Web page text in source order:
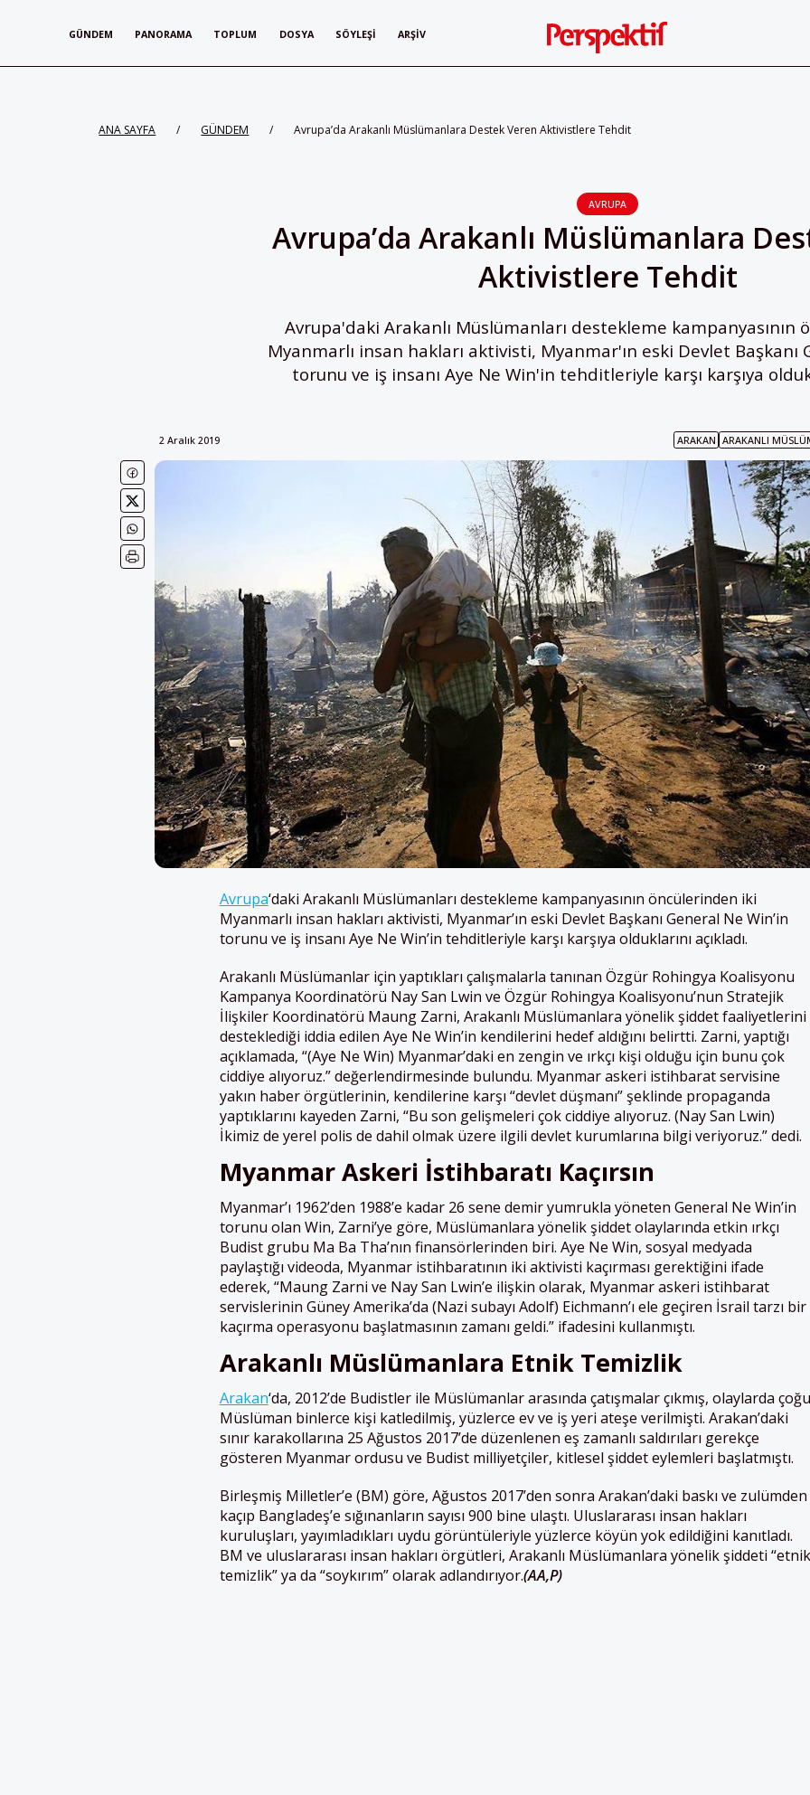
GÜNDEM PANORAMA TOPLUM DOSYA SÖYLEŞI ARŞIV
ANA SAYFA / GÜNDEM / Avrupa’da Arakanlı Müslümanlara Destek Veren Aktivistlere Tehdit
AVRUPA
Avrupa’da Arakanlı Müslümanlara
Aktivistlere Tehdit
Avrupa'daki Arakanlı Müslümanları destekleme kampanyasının
Myanmarlı insan hakları aktivisti, Myanmar'ın eski Devlet Başkanı
torunu ve iş insanı Aye Ne Win'in tehditleriyle karşı karşıya
2 Aralık 2019 ARAKAN ARAKANLI
Avrupa‘daki Arakanlı Müslümanları destekleme kampanyasının öncülerinden iki
Myanmarlı insan hakları aktivisti, Myanmar’ın eski Devlet Başkanı General Ne Win’in
torunu ve iş insanı Aye Ne Win’in tehditleriyle karşı karşıya olduklarını açıkladı.
Arakanlı Müslümanlar için yaptıkları çalışmalarla tanınan Özgür Rohingya Koalisyonu
Kampanya Koordinatörü Nay San Lwin ve Özgür Rohingya Koalisyonu’nun Stratejik
İlişkiler Koordinatörü Maung Zarni, Arakanlı Müslümanlara yönelik şiddet faaliyetlerini
desteklediği iddia edilen Aye Ne Win’in kendilerini hedef aldığını belirtti. Zarni, yaptığı
açıklamada, “(Aye Ne Win) Myanmar’daki en zengin ve ırkçı kişi olduğu için bunu çok
ciddiye alıyoruz.” değerlendirmesinde bulundu. Myanmar askeri istihbarat servisine
yakın haber örgütlerinin, kendilerine karşı “devlet düşmanı” şeklinde propaganda
yaptıklarını kayeden Zarni, “Bu son gelişmeleri çok ciddiye alıyoruz. (Nay San Lwin)
İkimiz de yerel polis de dahil olmak üzere ilgili devlet kurumlarına bilgi veriyoruz.” dedi.
Myanmar Askeri İstihbaratı Kaçırsın
Myanmar’ı 1962’den 1988’e kadar 26 sene demir yumrukla yöneten General Ne Win’in
torunu olan Win, Zarni’ye göre, Müslümanlara yönelik şiddet olaylarında etkin ırkçı
Budist grubu Ma Ba Tha’nın finansörlerinden biri. Aye Ne Win, sosyal medyada
paylaştığı videoda, Myanmar istihbaratının iki aktivisti kaçırması gerektiğini ifade
ederek, “Maung Zarni ve Nay San Lwin’e ilişkin olarak, Myanmar askeri istihbarat
servislerinin Güney Amerika’da (Nazi subayı Adolf) Eichmann’ı ele geçiren İsrail tarzı bir
kaçırma operasyonu başlatmasının zamanı geldi.” ifadesini kullanmıştı.
Arakanlı Müslümanlara Etnik Temizlik
Arakan‘da, 2012’de Budistler ile Müslümanlar arasında çatışmalar çıkmış, olaylarda çoğu
Müslüman binlerce kişi katledilmiş, yüzlerce ev ve iş yeri ateşe verilmişti. Arakan’daki
sınır karakollarına 25 Ağustos 2017’de düzenlenen eş zamanlı saldırıları gerekçe
gösteren Myanmar ordusu ve Budist milliyetçiler, kitlesel şiddet eylemleri başlatmıştı.
Birleşmiş Milletler’e (BM) göre, Ağustos 2017’den sonra Arakan’daki baskı ve zulümden
kaçıp Bangladeş’e sığınanların sayısı 900 bine ulaştı. Uluslararası insan hakları
kuruluşları, yayımladıkları uydu görüntüleriyle yüzlerce köyün yok edildiğini kanıtladı.
BM ve uluslararası insan hakları örgütleri, Arakanlı Müslümanlara yönelik şiddeti “etnik
temizlik” ya da “soykırım” olarak adlandırıyor.(AA,P)